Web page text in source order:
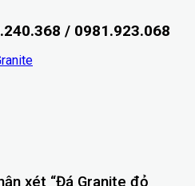
/ 0981.923.068
xét “Đá Granite đỏ